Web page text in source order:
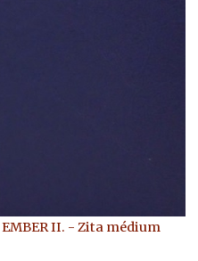
EMBER II. - Zita médium